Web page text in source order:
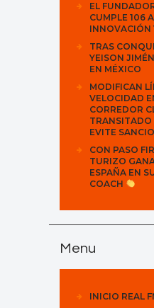
EL
CUMPLE 106
INNOVACIÓN
TRAS
YEISON
EN MÉXICO
MODIFICAN
VELOCIDAD
CORREDOR
EVITE
CON PASO
TURIZO
ESPAÑA EN
COACH
Menu
INICIO REAL